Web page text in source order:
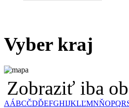
Vyber kraj
Zobraziť iba
AÁBCČDĎEFGHIJKLĽMNŇOPQR